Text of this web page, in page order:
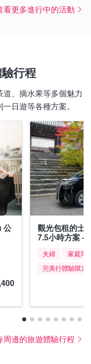
看更多進行中的活動
行程
、摘水果等多個魅力
日遊等各種方案。
公
觀光包租的士
7.5小時方案 -
夫婦
家庭同
完美行體驗限定
周邊的旅遊體驗行程